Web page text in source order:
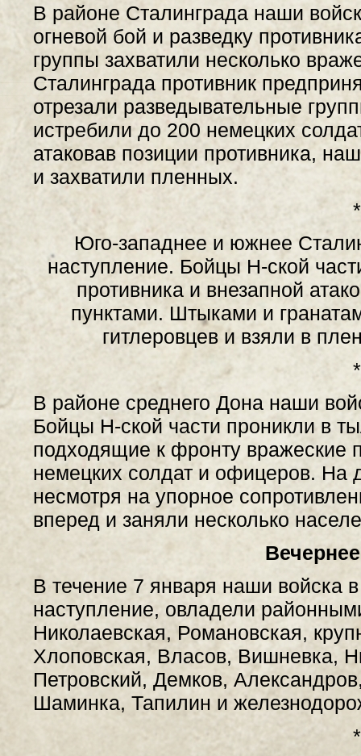
В районе Сталинграда наши
огневой бой и разведку
группы захватили несколько
Сталинграда противник
отрезали разведывательные
истребили до 200 немецких
атаковав позиции противника,
и захватили пленных.
Юго-западнее и южнее
наступление. Бойцы Н-ской
противника и внезапной
пунктами. Штыками и
гитлеровцев и взяли в
В районе среднего Дона наши
Бойцы Н-ской части проникли в
подходящие к фронту вражеские
немецких солдат и офицеров. На
несмотря на упорное
вперед и заняли несколько
В течение 7 января наши войска
наступление, овладели
Николаевская, Романовская,
Хлоповская, Власов, Вишневка,
Петровский, Демков,
Шаминка, Тапилин и